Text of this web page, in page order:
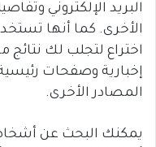
البريد الإلكتروني
الأخرى. كما أنها
إخبارية وصفحات
المصادر الأخرى.
يمكنك البحث عن